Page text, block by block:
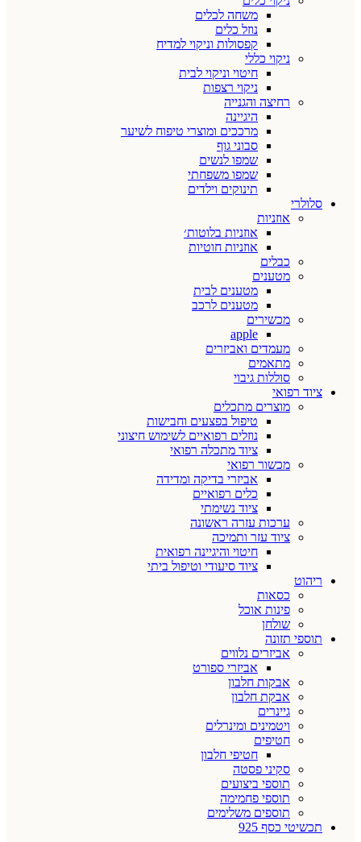
משחה לכלים
נוזל כלים
קפסולות וניקוי למדיח
ניקוי כללי
חיטוי וניקוי לבית
ניקוי רצפות
רחיצה והגנייה
היגיינה
מרככים ומוצרי טיפוח לשיער
סבוני גוף
שמפו לנשים
שמפו משפחתי
תינוקים וילדים
סלולרי
אוזניות
אוזניות בלוטות׳
אוזניות חוטיות
כבלים
מטענים
מטענים לבית
מטענים לרכב
מכשירים
apple
מעמדים ואביזרים
מתאמים
סוללות גיבוי
ציוד רפואי
מוצרים מתכלים
טיפול בפצעים וחבישות
נוזלים רפואיים לשימוש חיצוני
ציוד מתכלה רפואי
מכשור רפואי
אביזרי בדיקה ומדידה
כלים רפואיים
ציוד נשימתי
ערכות עזרה ראשונה
ציוד עזר ותמיכה
חיטוי והיגיינה רפואית
ציוד סיעודי וטיפול ביתי
ריהוט
כסאות
פינות אוכל
שולחן
תוספי תזונה
אביזרים נלווים
אביזרי ספורט
אבקות חלבון
אבקת חלבון
גיינרים
ויטמינים ומינרלים
חטיפים
חטיפי חלבון
סקיני פסטה
תוספי ביצועים
תוספי פחמימה
תוספים משלימים
תכשיטי כסף 925